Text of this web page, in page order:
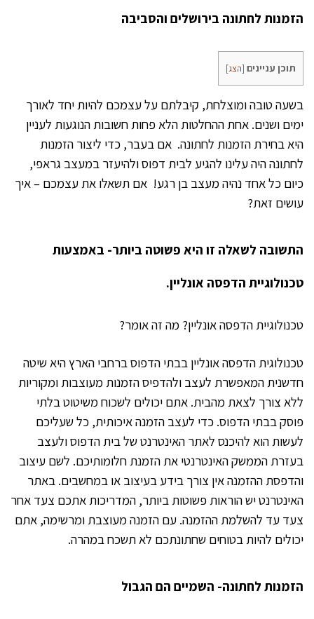
הזמנות לחתונה בירושלים והסביבה
תוכן עניינים [הצג]
בשעה טובה ומוצלחת, קיבלתם על עצמכם להיות יחד לאורך
ימים ושנים. אחת ההחלטות הלא פחות חשובות הנוגעות לעניין
היא בחירת הזמנות לחתונה. אם בעבר, כדי ליצור הזמנות
לחתונה היה עלינו להגיע לבית דפוס ולהיעזר במעצב גראפי,
כיום כל אחד נהיה מעצב בן רגע! אם תשאלו את עצמכם – איך
עושים זאת?
התשובה לשאלה זו היא פשוטה ביותר- באמצעות
טכנולוגיית הדפסה אונליין.
טכנולוגיית הדפסה אונליין? מה זה אומר?
טכנולוגית הדפסה אונליין בבתי הדפוס ברחבי הארץ היא שיטה
חדשנית המאפשרת לעצב ולהדפיס הזמנות מעוצבות ומקוריות
ללא צורך לצאת מהבית. אתם יכולים לשכוח משיטוט בלתי
פוסק בבתי הדפוס. כדי לעצב הזמנה איכותית, כל שעליכם
לעשות הוא להיכנס לאתר האינטרנט של בית הדפוס ולעצב
בעזרת הממשק האינטרנטי את הזמנת חלומותיכם. לשם עיצוב
והדפסת ההזמנה אין צורך בידע בעיצוב או במחשבים. באתר
האינטרנט יש הוראות פשוטות ביותר, המדריכות אתכם צעד אחר
צעד עד להשלמת ההזמנה. עם הזמנה מעוצבת ומרשימה, אתם
יכולים להיות בטוחים שחתונתכם לא תשכח במהרה.
הזמנות לחתונה- השמיים הם הגבול